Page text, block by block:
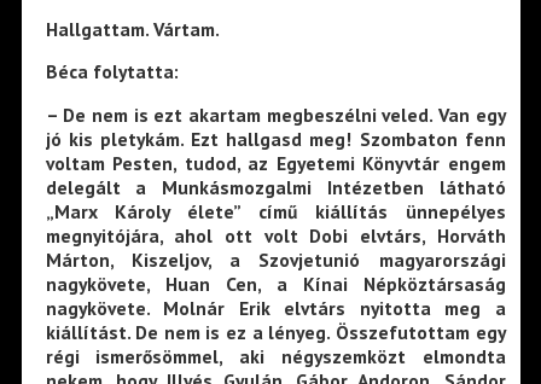
Hallgattam. Vártam.
Béca folytatta:
– De nem is ezt akartam megbeszélni veled. Van egy
jó kis pletykám. Ezt hallgasd meg! Szombaton fenn
voltam Pesten, tudod, az Egyetemi Könyvtár engem
delegált a Munkásmozgalmi Intézetben látható
„Marx Károly élete” című kiállítás ünnepélyes
megnyitójára, ahol ott volt Dobi elvtárs, Horváth
Márton, Kiszeljov, a Szovjetunió magyarországi
nagykövete, Huan Cen, a Kínai Népköztársaság
nagykövete. Molnár Erik elvtárs nyitotta meg a
kiállítást. De nem is ez a lényeg. Összefutottam egy
régi ismerősömmel, aki négyszemközt elmondta